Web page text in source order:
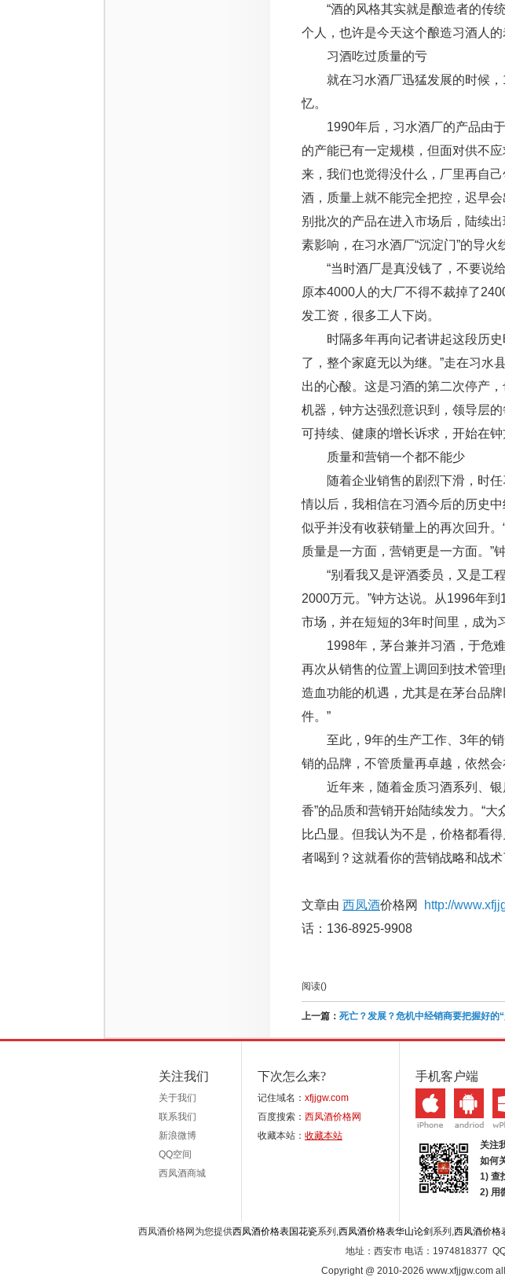
“酒的风格其实就是酿造者的传统
个人，也许是今天这个酿造习酒人
习酒吃过质量的亏
就在习水酒厂迅猛发展的时候，
忆。
1990年后，习水酒厂的产品由于
的产能已有一定规模，但面对供不
来，我们也觉得没什么，厂里再自
酒，质量上就不能完全把控，迟早
别批次的产品在进入市场后，陆续
素影响，在习水酒厂“沉淀门”的导火
“当时酒厂是真没钱了，不要说给
原本4000人的大厂不得不裁掉了
发工资，很多工人下岗。
时隔多年再向记者讲起这段历史
了，整个家庭无以为继。”走在习水
出的心酸。这是习酒的第二次停产
机器，钟方达强烈意识到，领导层
可持续、健康的增长诉求，开始在钟
质量和营销一个都不能少
随着企业销售的剧烈下滑，时任
情以后，我相信在习酒今后的历史中
似乎并没有收获销量上的再次回升。
质量是一方面，营销更是一方面。”
“别看我又是评酒委员，又是工程
2000万元。”钟方达说。从1996年
市场，并在短短的3年时间里，成为
1998年，茅台兼并习酒，于危难
再次从销售的位置上调回到技术管
造血功能的机遇，尤其是在茅台品
件。”
至此，9年的生产工作、3年的销
销的品牌，不管质量再卓越，依然
近年来，随着金质习酒系列、银
香”的品质和营销开始陆续发力。“
比凸显。但我认为不是，价格都看
者喝到？这就看你的营销战略和战
文章由 西凤酒价格网 http://
话：136-8925-9908
阅读()
上一篇： 死亡？发展？危机中经销商要把握好的“
关注我们
关于我们
联系我们
新浪微博
QQ空间
西凤酒商城
下次怎么来?
记住域名： xfjjgw.com
百度搜索： 西凤酒价格网
收藏本站： 收藏本站
手机客户端
关注
如何
1) 查
2) 用
西凤酒价格网为您提供西凤酒价格表国花瓷系列,西凤酒价格表华山论剑 系列,西凤酒价格
地址：西安市 电话：1974818377
Copyright @ 2010-2026 www.xfjjgw.com